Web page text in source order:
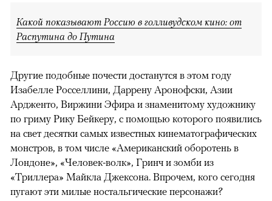
Какой показывают Россию в голливудском кино: от
Распутина до Путина
Другие подобные почести достанутся в этом году
Изабелле Росселлини, Даррену Аронофски, Азии
Ардженто, Виржини Эфира и знаменитому художнику
по гриму Рику Бейкеру, с помощью которого появились
на свет десятки самых известных кинематографических
монстров, в том числе «Американский оборотень в
Лондоне», «Человек-волк», Гринч и зомби из
«Триллера» Майкла Джексона. Впрочем, кого сегодня
пугают эти милые ностальгические персонажи?